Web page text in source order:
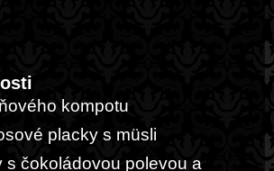
kompotu
placky s müsli
s čokoládovou polevou a